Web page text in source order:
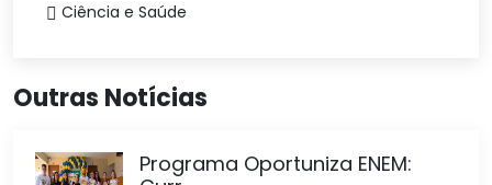
Ciência e Saúde
Outras Notícias
Programa Oportuniza ENEM: